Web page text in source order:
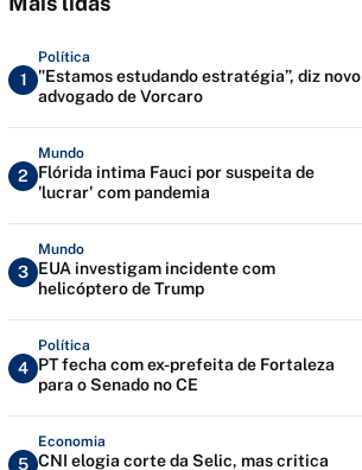
1
Política
"Estamos estudando estratégia”, diz novo
advogado de Vorcaro
2
Mundo
Flórida intima Fauci por suspeita de
'lucrar' com pandemia
3
Mundo
EUA investigam incidente com
helicóptero de Trump
4
Política
PT fecha com ex-prefeita de Fortaleza
para o Senado no CE
5
Economia
CNI elogia corte da Selic, mas critica